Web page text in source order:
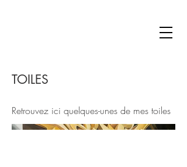
TOILES
Retrouvez ici quelques-unes de mes toiles